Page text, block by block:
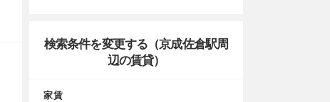
検索条件を変更する（京成佐倉駅周
辺の賃貸）
家賃